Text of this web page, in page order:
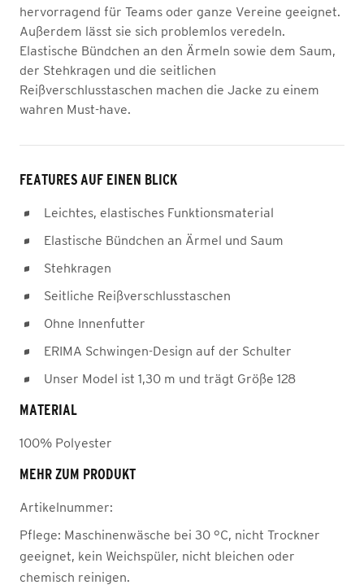
hervorragend für Teams oder ganze Vereine geeignet.
Außerdem lässt sie sich problemlos veredeln.
Elastische Bündchen an den Ärmeln sowie dem Saum,
der Stehkragen und die seitlichen
Reißverschlusstaschen machen die Jacke zu einem
wahren Must-have.
FEATURES AUF EINEN BLICK
Leichtes, elastisches Funktionsmaterial
Elastische Bündchen an Ärmel und Saum
Stehkragen
Seitliche Reißverschlusstaschen
Ohne Innenfutter
ERIMA Schwingen-Design auf der Schulter
Unser Model ist 1,30 m und trägt Größe 128
MATERIAL
100% Polyester
MEHR ZUM PRODUKT
Artikelnummer:
Pflege: Maschinenwäsche bei 30 °C, nicht Trockner
geeignet, kein Weichspüler, nicht bleichen oder
chemisch reinigen.